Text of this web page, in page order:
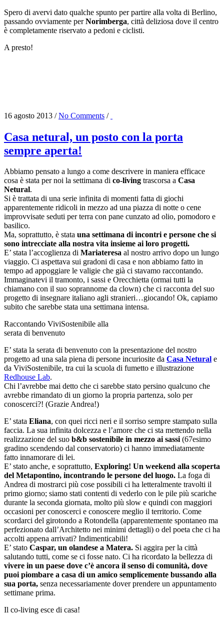
Spero di avervi dato qualche spunto per partire alla volta di Berlino,
passando ovviamente perNorimberga, città deliziosa dove il centro
è completamente riservato a pedoni e ciclisti.
A presto!
16 agosto 2013 / No Comments /
Casa netural, un posto con la porta
sempre aperta!
Abbiamo pensato a lungo a come descrivere in maniera efficace
cosa è stata per noi la settimana di co-living trascorsa a Casa
Netural.
Si è trattata di una serie infinita di momenti fatta di giochi
apparentemente ridicoli in mezzo ad una piazza di notte o cene
improvvisate seduti per terra con pane cunzato ad olio, pomodoro e
basilico.
Ma, soprattutto, è stata una settimana di incontri e persone che si
sono intrecciate alla nostra vita insieme ai loro progetti.
E’ stata l’accoglienza di Mariateresa al nostro arrivo dopo un lungo
viaggio. Ci aspettava sui gradoni di casa e non abbiamo fatto in
tempo ad appoggiare le valigie che già ci stavamo raccontando.
Immaginatevi il tramonto, i sassi e Orecchietta (ormai tutti la
chiamano con il suo soprannome da clown) che ci racconta del suo
progetto di insegnare italiano agli stranieri…giocando! Ok, capiamo
subito che sarebbe stata una settimana intensa.
Raccontando ViviSostenibile alla
serata di benvenuto
E’ stata la serata di benvenuto con la presentazione del nostro
progetto ad una sala piena di persone incuriosite da Casa Netural e
da ViviSostenibile, tra cui la scuola di fumetto e illustrazione
Redhouse Lab.
Chi l’avrebbe mai detto che ci sarebbe stato persino qualcuno che
avrebbe rimandato di un giorno la propria partenza, solo per
conoscerci?! (Grazie Andrea!)
E’ stata Eliana, con quei ricci neri e il sorriso sempre stampato sulla
faccia. La sua infinita dolcezza e l’amore che ci sta mettendo nella
realizzazione del suo b&b sostenibile in mezzo ai sassi(67esimo
gradino scendendo dal conservatorio) ci hanno immediatamente
fatto innamorare di lei.
E’ stato anche, e soprattutto, Exploring! Un weekend alla scoperta
del Metapontino, incontrando le persone del luogo. La foga di
Andrea di mostrarci più cose possibili ci ha letteralmente travolti il
primo giorno; siamo stati contenti di vederlo con le pile più scariche
durante la seconda giornata, molto più slow e quindi con maggiori
occasioni per conoscerci e conoscere meglio il territorio. Come
scordarci del girotondo a Rotondella (apparentemente spontaneo ma
perfezionato dall’Architetto nei minimi dettagli) o del poeta che ci ha
accolti appena arrivati? Indimenticabili!
E’ stato Caspar, un olandese a Matera. Si aggira per la città
salutando tutti, come se ci fosse nato. Ci ha ricordato la bellezza di
vivere in un paese dove c’è ancora il senso di comunità, dove
puoi piombare a casa di un amico semplicemente bussando alla
sua porta, senza necessariamente dover prendere un appuntamento
settimane prima.
Il co-living esce di casa!